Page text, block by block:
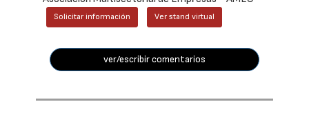
Solicitar información Ver stand virtual
ver/escribir comentarios